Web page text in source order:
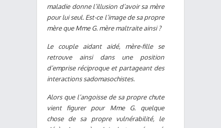
maladie donne l’illusion d’avoir sa mère
pour lui seul. Est-ce l’image de sa propre
mère que Mme G. mère maltraite ainsi ?
Le couple aidant aidé, mère-fille se
retrouve ainsi dans une position
d’emprise réciproque et partageant des
interactions sadomasochistes.
Alors que l’angoisse de sa propre chute
vient figurer pour Mme G. quelque
chose de sa propre vulnérabilité, le